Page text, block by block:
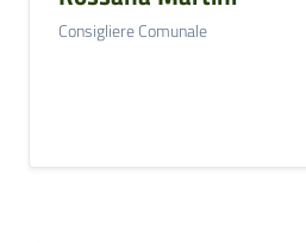
Consigliere Comunale